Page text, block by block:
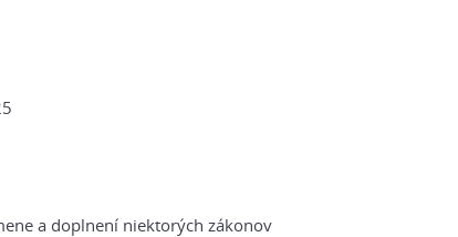
a doplnení niektorých zákonov